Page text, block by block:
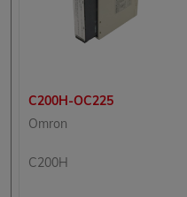
C200H-OC225
Omron
C200H